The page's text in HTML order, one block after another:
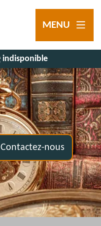
MENU
indisponible
Contactez-nous